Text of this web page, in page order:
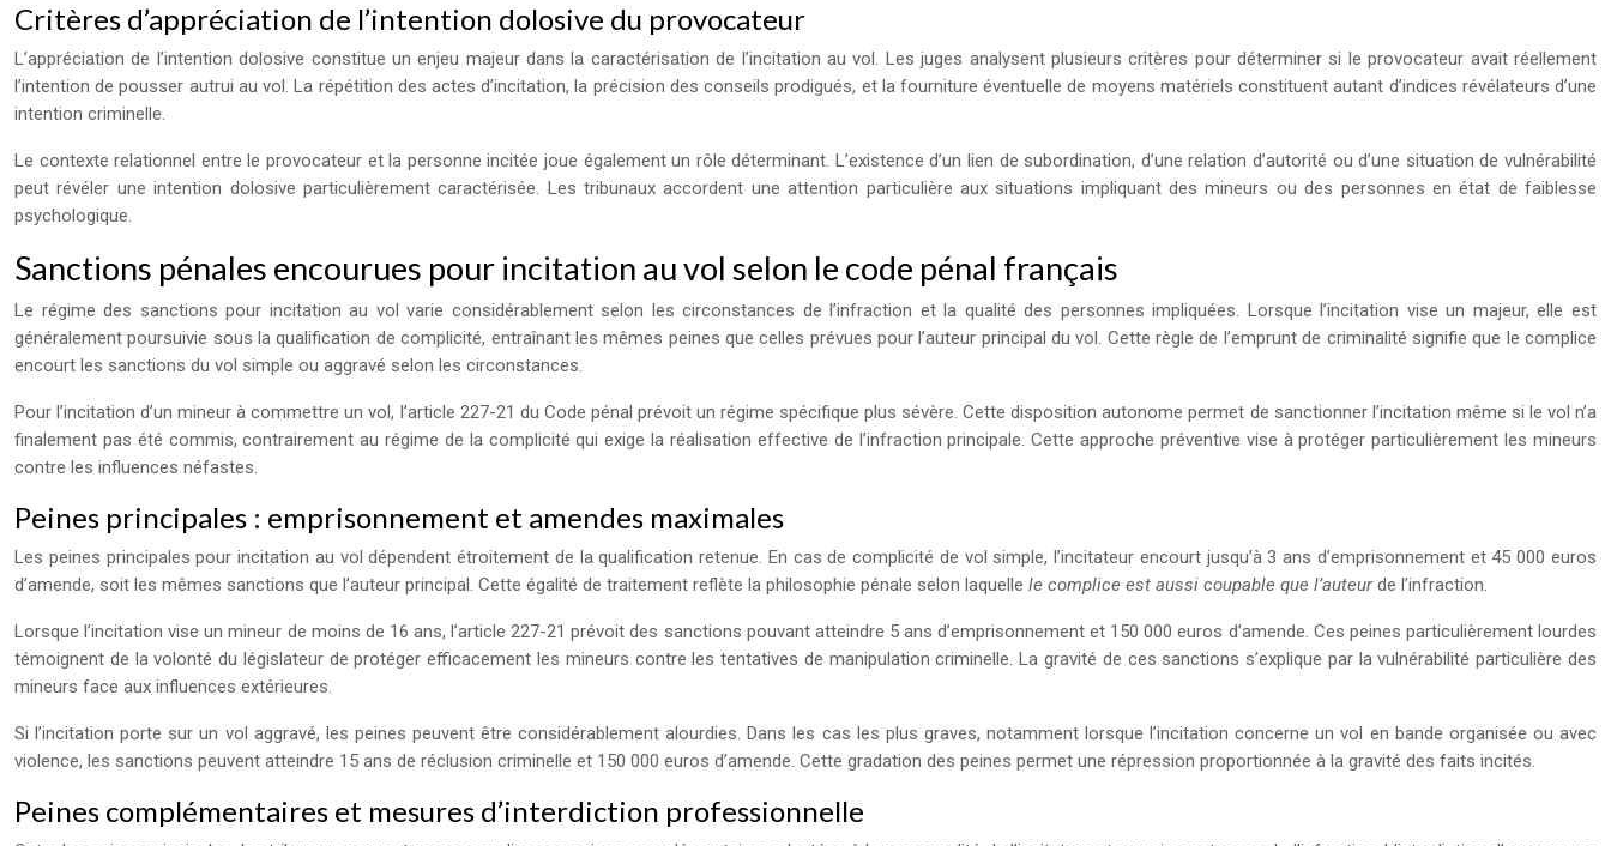
Critères d’appréciation de l’intention dolosive du provocateur
L’appréciation de l’intention dolosive constitue un enjeu majeur dans la caractérisation de l’incitation au vol. Les juges analysent plusieurs critères pour déterminer si le provocateur avait réellement
l’intention de pousser autrui au vol. La répétition des actes d’incitation, la précision des conseils prodigués, et la fourniture éventuelle de moyens matériels constituent autant d’indices révélateurs d’une
intention criminelle.
Le contexte relationnel entre le provocateur et la personne incitée joue également un rôle déterminant. L’existence d’un lien de subordination, d’une relation d’autorité ou d’une situation de vulnérabilité
peut révéler une intention dolosive particulièrement caractérisée. Les tribunaux accordent une attention particulière aux situations impliquant des mineurs ou des personnes en état de faiblesse
psychologique.
Sanctions pénales encourues pour incitation au vol selon le code pénal français
Le régime des sanctions pour incitation au vol varie considérablement selon les circonstances de l’infraction et la qualité des personnes impliquées. Lorsque l’incitation vise un majeur, elle est
généralement poursuivie sous la qualification de complicité, entraînant les mêmes peines que celles prévues pour l’auteur principal du vol. Cette règle de l’emprunt de criminalité signifie que le complice
encourt les sanctions du vol simple ou aggravé selon les circonstances.
Pour l’incitation d’un mineur à commettre un vol, l’article 227-21 du Code pénal prévoit un régime spécifique plus sévère. Cette disposition autonome permet de sanctionner l’incitation même si le vol n’a
finalement pas été commis, contrairement au régime de la complicité qui exige la réalisation effective de l’infraction principale. Cette approche préventive vise à protéger particulièrement les mineurs
contre les influences néfastes.
Peines principales : emprisonnement et amendes maximales
Les peines principales pour incitation au vol dépendent étroitement de la qualification retenue. En cas de complicité de vol simple, l’incitateur encourt jusqu’à 3 ans d’emprisonnement et 45 000 euros
d’amende, soit les mêmes sanctions que l’auteur principal. Cette égalité de traitement reflète la philosophie pénale selon laquelle le complice est aussi coupable que l’auteurde l’infraction.
Lorsque l’incitation vise un mineur de moins de 16 ans, l’article 227-21 prévoit des sanctions pouvant atteindre 5 ans d’emprisonnement et 150 000 euros d’amende. Ces peines particulièrement lourdes
témoignent de la volonté du législateur de protéger efficacement les mineurs contre les tentatives de manipulation criminelle. La gravité de ces sanctions s’explique par la vulnérabilité particulière des
mineurs face aux influences extérieures.
Si l’incitation porte sur un vol aggravé, les peines peuvent être considérablement alourdies. Dans les cas les plus graves, notamment lorsque l’incitation concerne un vol en bande organisée ou avec
violence, les sanctions peuvent atteindre 15 ans de réclusion criminelle et 150 000 euros d’amende. Cette gradation des peines permet une répression proportionnée à la gravité des faits incités.
Peines complémentaires et mesures d’interdiction professionnelle